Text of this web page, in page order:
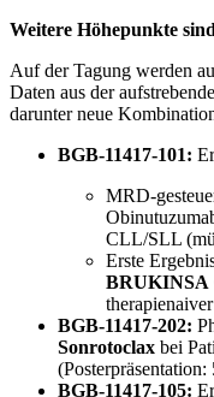
Weitere Höhepunkte
Auf der Tagung werden
Daten aus der
darunter neue
BGB-11417-101:
MRD-
CLL/SLL
Erste
BRUKINSA
BGB-11417-202:
Sonrotoclax bei
(Posterpräsentation:
BGB-11417-105: